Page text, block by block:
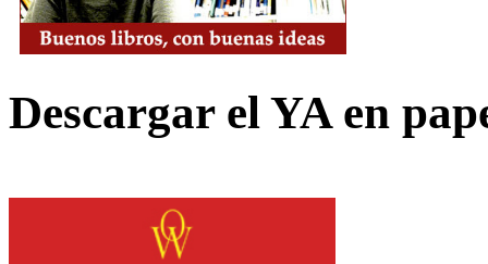
Descargar el YA en